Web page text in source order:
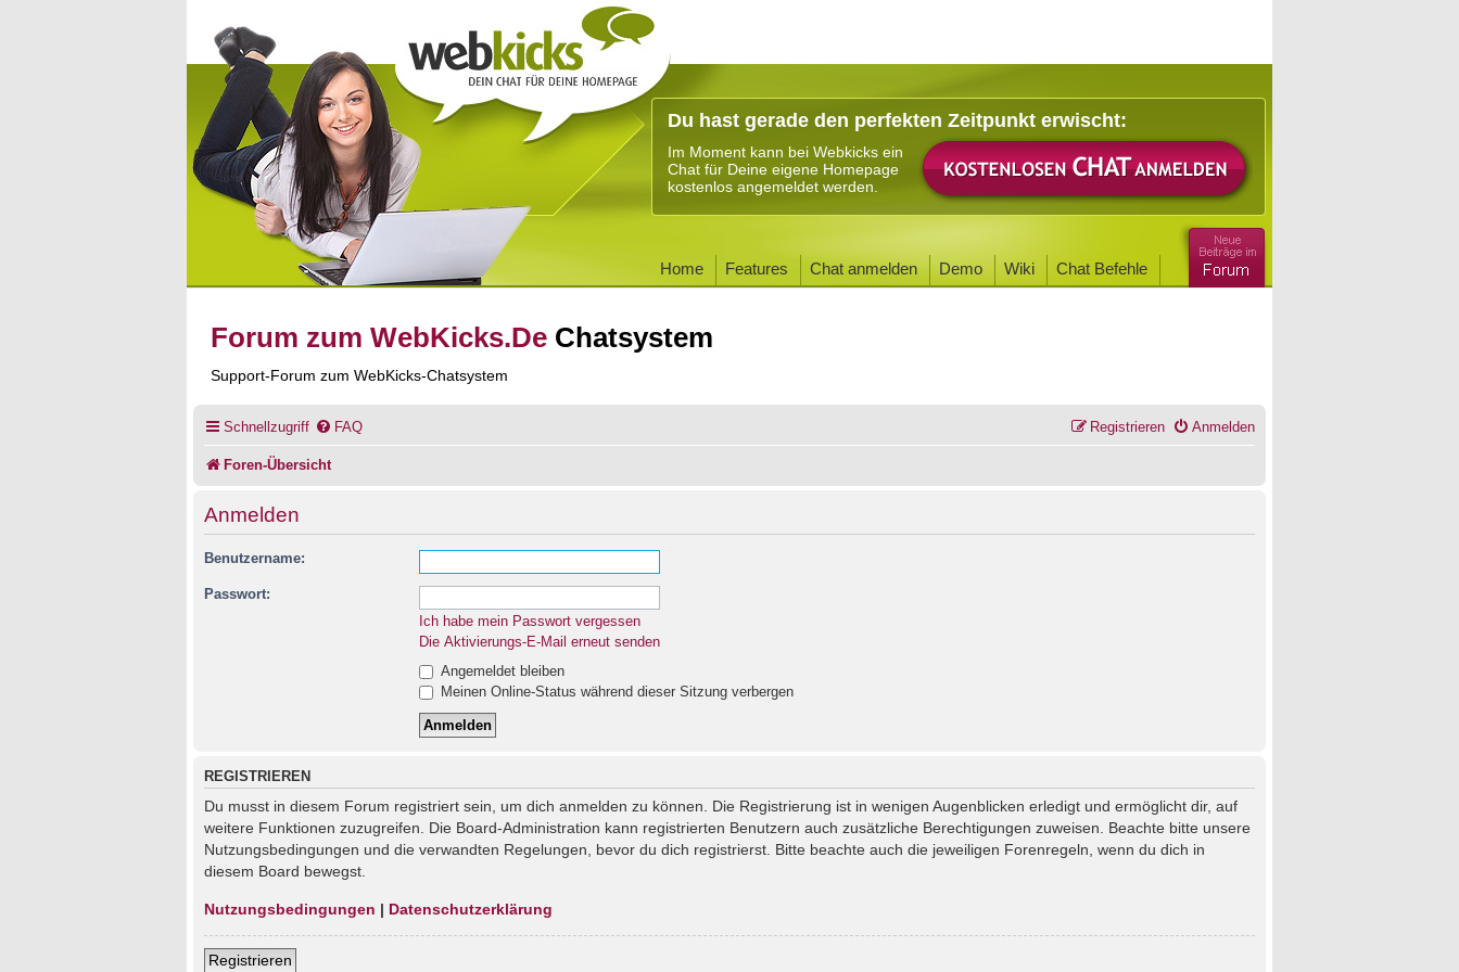
Du hast gerade den perfekten Zeitpunkt erwischt:
Im Moment kann bei Webkicks ein
Chat für Deine eigene Homepage
kostenlos angemeldet werden.
Home Features Chat anmelden Demo Wiki Chat Befehle
Forum zum WebKicks.De Chatsystem
Support-Forum zum WebKicks-Chatsystem
Schnellzugriff FAQ Anmelden
Registrieren
Foren-Übersicht
Anmelden
Benutzername:
Passwort:
Ich habe mein Passwort vergessen
Die Aktivierungs-E-Mail erneut senden
Angemeldet bleiben
Meinen Online-Status während dieser Sitzung verbergen
REGISTRIEREN
Du musst in diesem Forum registriert sein, um dich anmelden zu können. Die Registrierung ist in wenigen Augenblicken erledigt und ermöglicht dir, auf
weitere Funktionen zuzugreifen. Die Board-Administration kann registrierten Benutzern auch zusätzliche Berechtigungen zuweisen. Beachte bitte unsere
Nutzungsbedingungen und die verwandten Regelungen, bevor du dich registrierst. Bitte beachte auch die jeweiligen Forenregeln, wenn du dich in
diesem Board bewegst.
Nutzungsbedingungen | Datenschutzerklärung
Registrieren